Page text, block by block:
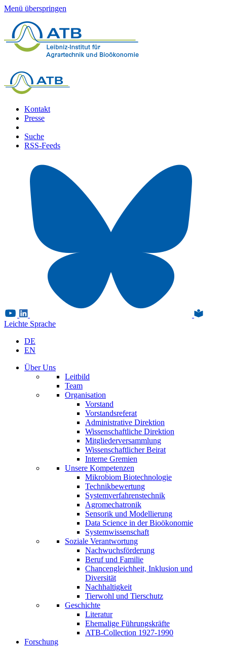
Menü überspringen
Kontakt
Presse
Suche
RSS-Feeds
Leichte Sprache
DE
EN
Über Uns
Leitbild
Team
Organisation
Vorstand
Vorstandsreferat
Administrative Direktion
Wissenschaftliche Direktion
Mitgliederversammlung
Wissenschaftlicher Beirat
Interne Gremien
Unsere Kompetenzen
Mikrobiom Biotechnologie
Technikbewertung
Systemverfahrenstechnik
Agromechatronik
Sensorik und Modellierung
Data Science in der Bioökonomie
Systemwissenschaft
Soziale Verantwortung
Nachwuchsförderung
Beruf und Familie
Chancengleichheit, Inklusion und
Diversität
Nachhaltigkeit
Tierwohl und Tierschutz
Geschichte
Literatur
Ehemalige Führungskräfte
ATB-Collection 1927-1990
Forschung